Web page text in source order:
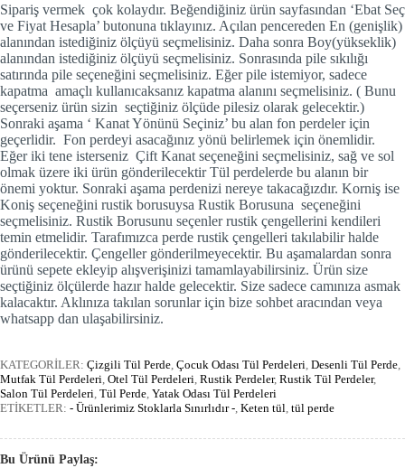
Sipariş vermek çok kolaydır. Beğendiğiniz ürün sayfasından ‘Ebat Seç
ve Fiyat Hesapla’ butonuna tıklayınız. Açılan pencereden En (genişlik)
alanından istediğiniz ölçüyü seçmelisiniz. Daha sonra Boy(yükseklik)
alanından istediğiniz ölçüyü seçmelisiniz. Sonrasında pile sıkılığı
satırında pile seçeneğini seçmelisiniz. Eğer pile istemiyor, sadece
kapatma amaçlı kullanıcaksanız kapatma alanını seçmelisiniz. ( Bunu
seçerseniz ürün sizin seçtiğiniz ölçüde pilesiz olarak gelecektir.)
Sonraki aşama ‘ Kanat Yönünü Seçiniz’ bu alan fon perdeler için
geçerlidir. Fon perdeyi asacağınız yönü belirlemek için önemlidir.
Eğer iki tene isterseniz Çift Kanat seçeneğini seçmelisiniz, sağ ve sol
olmak üzere iki ürün gönderilecektir Tül perdelerde bu alanın bir
önemi yoktur. Sonraki aşama perdenizi nereye takacağızdır. Korniş ise
Koniş seçeneğini rustik borusuysa Rustik Borusuna seçeneğini
seçmelisiniz. Rustik Borusunu seçenler rustik çengellerini kendileri
temin etmelidir. Tarafımızca perde rustik çengelleri takılabilir halde
gönderilecektir. Çengeller gönderilmeyecektir. Bu aşamalardan sonra
ürünü sepete ekleyip alışverişinizi tamamlayabilirsiniz. Ürün size
seçtiğiniz ölçülerde hazır halde gelecektir. Size sadece camınıza asmak
kalacaktır. Aklınıza takılan sorunlar için bize sohbet aracından veya
whatsapp dan ulaşabilirsiniz.
KATEGORİLER: Çizgili Tül Perde Çocuk Odası Tül Perdeleri Desenli Tül Perde
Mutfak Tül Perdeleri Otel Tül Perdeleri Rustik Perdeler, Rustik Tül Perdeler,
Salon Tül Perdeleri Tül Perde Yatak Odası Tül Perdeleri
ETİKETLER: - Ürünlerimiz Stoklarla Sınırlıdır - Keten tül tül perde
Bu Ürünü Paylaş: